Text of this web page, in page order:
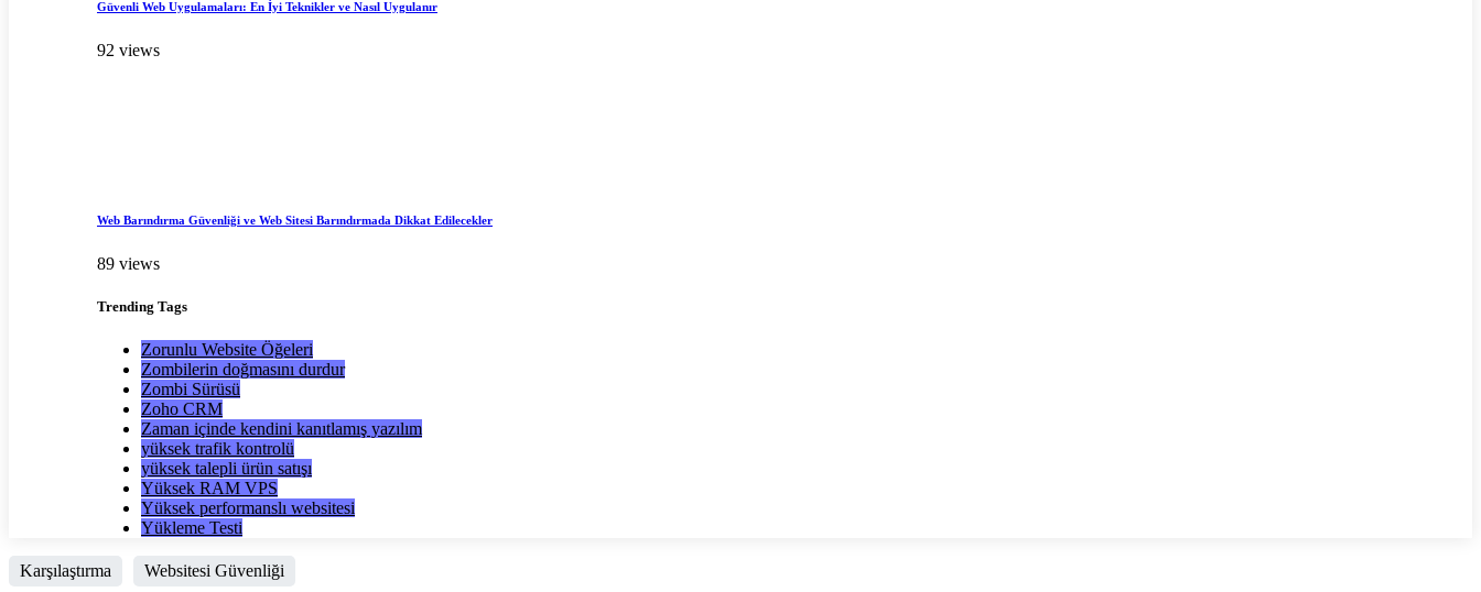
Güvenli Web Uygulamaları: En İyi Teknikler ve Nasıl Uygulanır
92 views
Web Barındırma Güvenliği ve Web Sitesi Barındırmada Dikkat Edilecekler
89 views
Trending Tags
Zorunlu Website Öğeleri
Zombilerin doğmasını durdur
Zombi Sürüsü
Zoho CRM
Zaman içinde kendini kanıtlamış yazılım
yüksek trafik kontrolü
yüksek talepli ürün satışı
Yüksek RAM VPS
Yüksek performanslı websitesi
Yükleme Testi
Karşılaştırma Websitesi Güvenliği